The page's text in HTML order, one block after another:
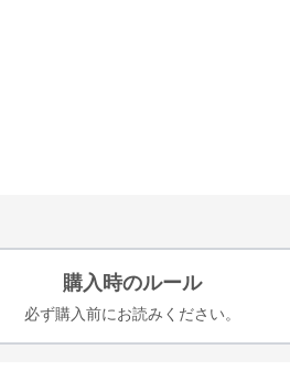
購入時のルール
必ず購入前にお読みください。